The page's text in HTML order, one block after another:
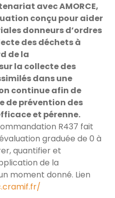
avec AMORCE,
conçu pour aider
donneurs d’ordres
des déchets à
de la
la collecte des
dans une
continue afin de
de prévention des
et pérenne.
R437 fait
graduée de 0 à
quantifier et
de la
moment donné. Lien